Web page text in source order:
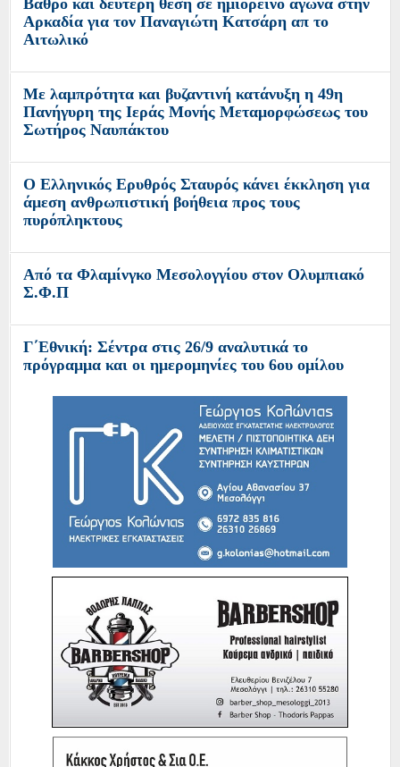
Βάθρο και δεύτερη θέση σε ημιορεινό αγώνα στην
Αρκαδία για τον Παναγιώτη Κατσάρη απ το
Αιτωλικό
Με λαμπρότητα και βυζαντινή κατάνυξη η 49η
Πανήγυρη της Ιεράς Μονής Μεταμορφώσεως του
Σωτήρος Ναυπάκτου
Ο Ελληνικός Ερυθρός Σταυρός κάνει έκκληση για
άμεση ανθρωπιστική βοήθεια προς τους
πυρόπληκτους
Από τα Φλαμίνγκο Μεσολογγίου στον Ολυμπιακό
Σ.Φ.Π
Γ΄Εθνική: Σέντρα στις 26/9 αναλυτικά το
πρόγραμμα και οι ημερομηνίες του 6ου ομίλου